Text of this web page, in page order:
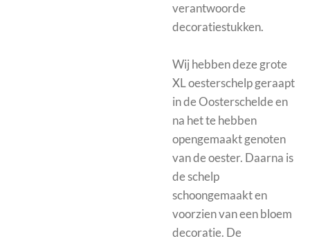
verantwoorde
decoratiestukken.
Wij hebben deze grote
XL oesterschelp geraapt
in de Oosterschelde en
na het te hebben
opengemaakt genoten
van de oester. Daarna is
de schelp
schoongemaakt en
voorzien van een bloem
decoratie. De